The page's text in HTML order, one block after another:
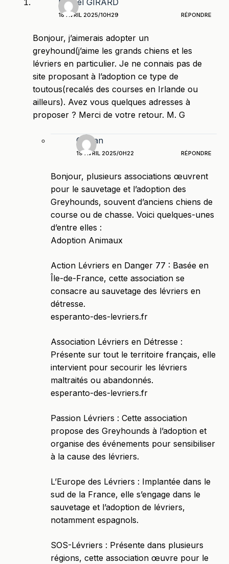
Michel GIRARD
18 AVRIL 2025/10H29 RÉPONDRE
Bonjour, j’aimerais adopter un
greyhound(j’aime les grands chiens et les
lévriers en particulier. Je ne connais pas de
site proposant à l’adoption ce type de
toutous(recalés des courses en Irlande ou
ailleurs). Avez vous quelques adresses à
proposer ? Merci de votre retour. M. G
Olykan
19 AVRIL 2025/0H22 RÉPONDRE
Bonjour, plusieurs associations œuvrent
pour le sauvetage et l’adoption des
Greyhounds, souvent d’anciens chiens de
course ou de chasse. Voici quelques-unes
d’entre elles :​
Adoption Animaux
Action Lévriers en Danger 77 : Basée en
Île-de-France, cette association se
consacre au sauvetage des lévriers en
détresse.​
esperanto-des-levriers.fr
Association Lévriers en Détresse :
Présente sur tout le territoire français, elle
intervient pour secourir les lévriers
maltraités ou abandonnés.​
esperanto-des-levriers.fr
Passion Lévriers : Cette association
propose des Greyhounds à l’adoption et
organise des événements pour sensibiliser
à la cause des lévriers.​
L’Europe des Lévriers : Implantée dans le
sud de la France, elle s’engage dans le
sauvetage et l’adoption de lévriers,
notamment espagnols.​
SOS-Lévriers : Présente dans plusieurs
régions, cette association œuvre pour le